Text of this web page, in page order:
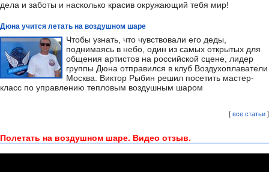
дела и заботы и насколько красив окружающий тебя мир!
Дюна учится летать на воздушном шаре
Чтобы узнать, что чувствовали его деды,
поднимаясь в небо, один из самых открытых для
общения артистов на российской сцене, лидер
группы Дюна отправился в клуб Воздухоплаватели
Москва. Виктор Рыбин решил посетить мастер-
класс по управлению тепловым воздушным шаром
[ все статьи ]
Полетать на воздушном шаре. Видео отзыв.